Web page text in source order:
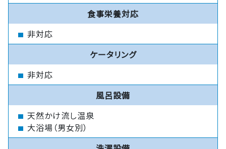
食事栄養対応
非対応
ケータリング
非対応
風呂設備
天然かけ流し温泉
大浴場（男女別）